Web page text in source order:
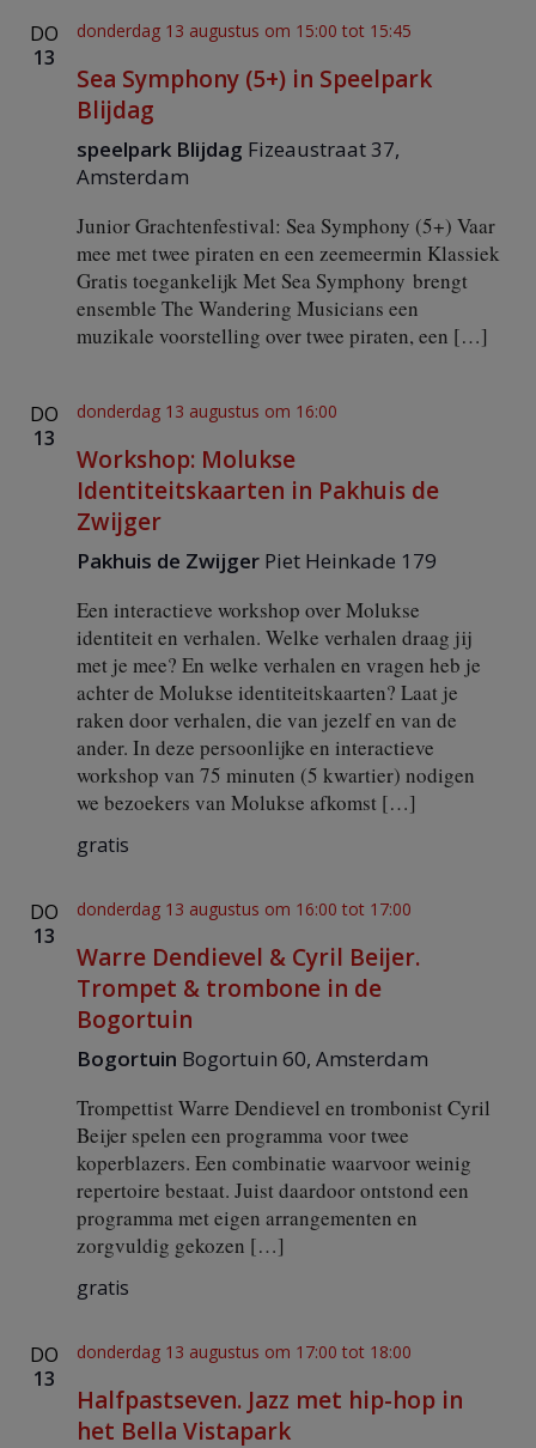
r
t
DO
13
Sea Symphony (5+) in Speelpark
Blijdag
donderdag 13 augustus om 15:00 tot 15:45
speelpark Blijdag Fizeaustraat 37,
Amsterdam
Junior Grachtenfestival: Sea Symphony (5+) Vaar
mee met twee piraten en een zeemeermin Klassiek
Gratis toegankelijk Met Sea Symphony brengt
ensemble The Wandering Musicians een
muzikale voorstelling over twee piraten, een […]
DO
13
Workshop: Molukse
Identiteitskaarten in Pakhuis de
Zwijger
donderdag 13 augustus om 16:00
Pakhuis de Zwijger Piet Heinkade 179
Een interactieve workshop over Molukse
identiteit en verhalen. Welke verhalen draag jij
met je mee? En welke verhalen en vragen heb je
achter de Molukse identiteitskaarten? Laat je
raken door verhalen, die van jezelf en van de
ander. In deze persoonlijke en interactieve
workshop van 75 minuten (5 kwartier) nodigen
we bezoekers van Molukse afkomst […]
gratis
DO
13
Warre Dendievel & Cyril Beijer.
Trompet & trombone in de
Bogortuin
donderdag 13 augustus om 16:00 tot 17:00
Bogortuin Bogortuin 60, Amsterdam
Trompettist Warre Dendievel en trombonist Cyril
Beijer spelen een programma voor twee
koperblazers. Een combinatie waarvoor weinig
repertoire bestaat. Juist daardoor ontstond een
programma met eigen arrangementen en
zorgvuldig gekozen […]
gratis
DO
13
Halfpastseven. Jazz met hip-hop in
het Bella Vistapark
donderdag 13 augustus om 17:00 tot 18:00